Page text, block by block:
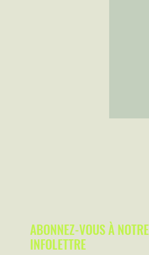
ABONNEZ-VOUS À NOTRE
INFOLETTRE